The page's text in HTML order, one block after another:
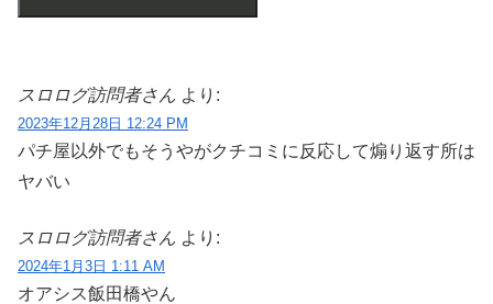
スロログ訪問者さん より:
2023年12月28日 12:24 PM
パチ屋以外でもそうやがクチコミに反応して煽り返す所は
ヤバい
スロログ訪問者さん より:
2024年1月3日 1:11 AM
オアシス飯田橋やん